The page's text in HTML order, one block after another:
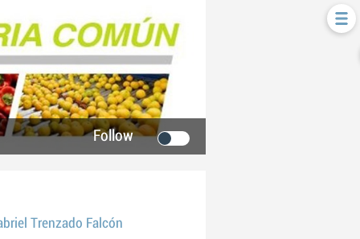
Follow
Trenzado Falcón